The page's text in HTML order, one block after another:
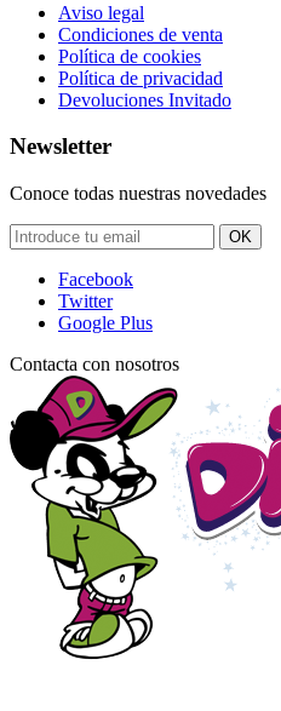
Aviso legal
Condiciones de venta
Política de cookies
Política de privacidad
Devoluciones Invitado
Newsletter
Conoce todas nuestras novedades
OK
Facebook
Twitter
Google Plus
Contacta con nosotros